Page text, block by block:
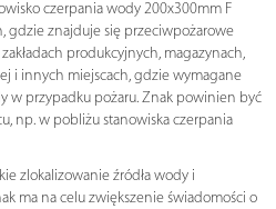
czerpania wody 200x300mm F
gdzie znajduje się przeciwpożarowe
produkcyjnych, magazynach,
i innych miejscach, gdzie wymagane
w przypadku pożaru. Znak powinien być
np. w pobliżu stanowiska czerpania
zlokalizowanie źródła wody i
ma na celu zwiększenie świadomości o